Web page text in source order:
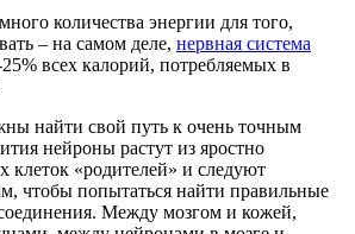
количества энергии для того,
– на самом деле, нервная система
всех калорий, потребляемых в
найти свой путь к очень точным
нейроны растут из яростно
клеток «родителей» и следуют
чтобы попытаться найти правильные
Между мозгом и кожей,